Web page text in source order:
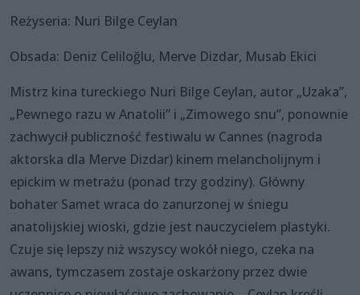
Reżyseria: Nuri Bilge Ceylan
Obsada: Deniz Celiloğlu, Merve Dizdar, Musab Ekici
Mistrz kina tureckiego Nuri Bilge Ceylan, autor „Uzaka”,
„Pewnego razu w Anatolii” i „Zimowego snu”, ponownie
zachwycił publiczność festiwalu w Cannes (nagroda
aktorska dla Merve Dizdar) kinem melancholijnym i
epickim w metrażu (ponad trzy godziny). Główny
bohater Samet wraca do zanurzonej w śniegu
anatolijskiej wioski, gdzie jest nauczycielem plastyki.
Czuje się lepszy niż wszyscy wokół niego, czeka na
awans, tymczasem zostaje oskarżony przez dwie